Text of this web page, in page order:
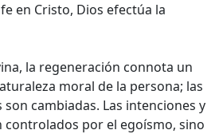
en Cristo, Dios efectúa la
la regeneración connota un
moral de la persona; las
cambiadas. Las intenciones y
controlados por el egoísmo, sino